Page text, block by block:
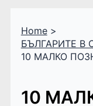
Home
БЪЛГАРИТЕ В
10 МАЛКО
10